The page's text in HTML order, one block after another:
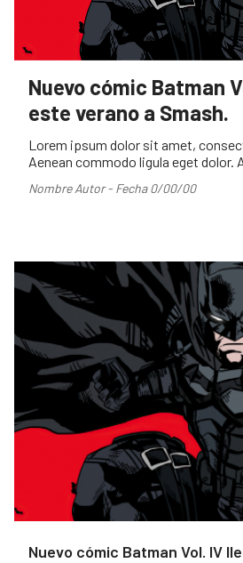
Nuevo cómic Batman
este verano a Smash.
Lorem ipsum dolor sit amet,
Aenean commodo ligula eget dolor.
Nombre Autor - Fecha 0/00/00
Nuevo cómic Batman Vol. IV